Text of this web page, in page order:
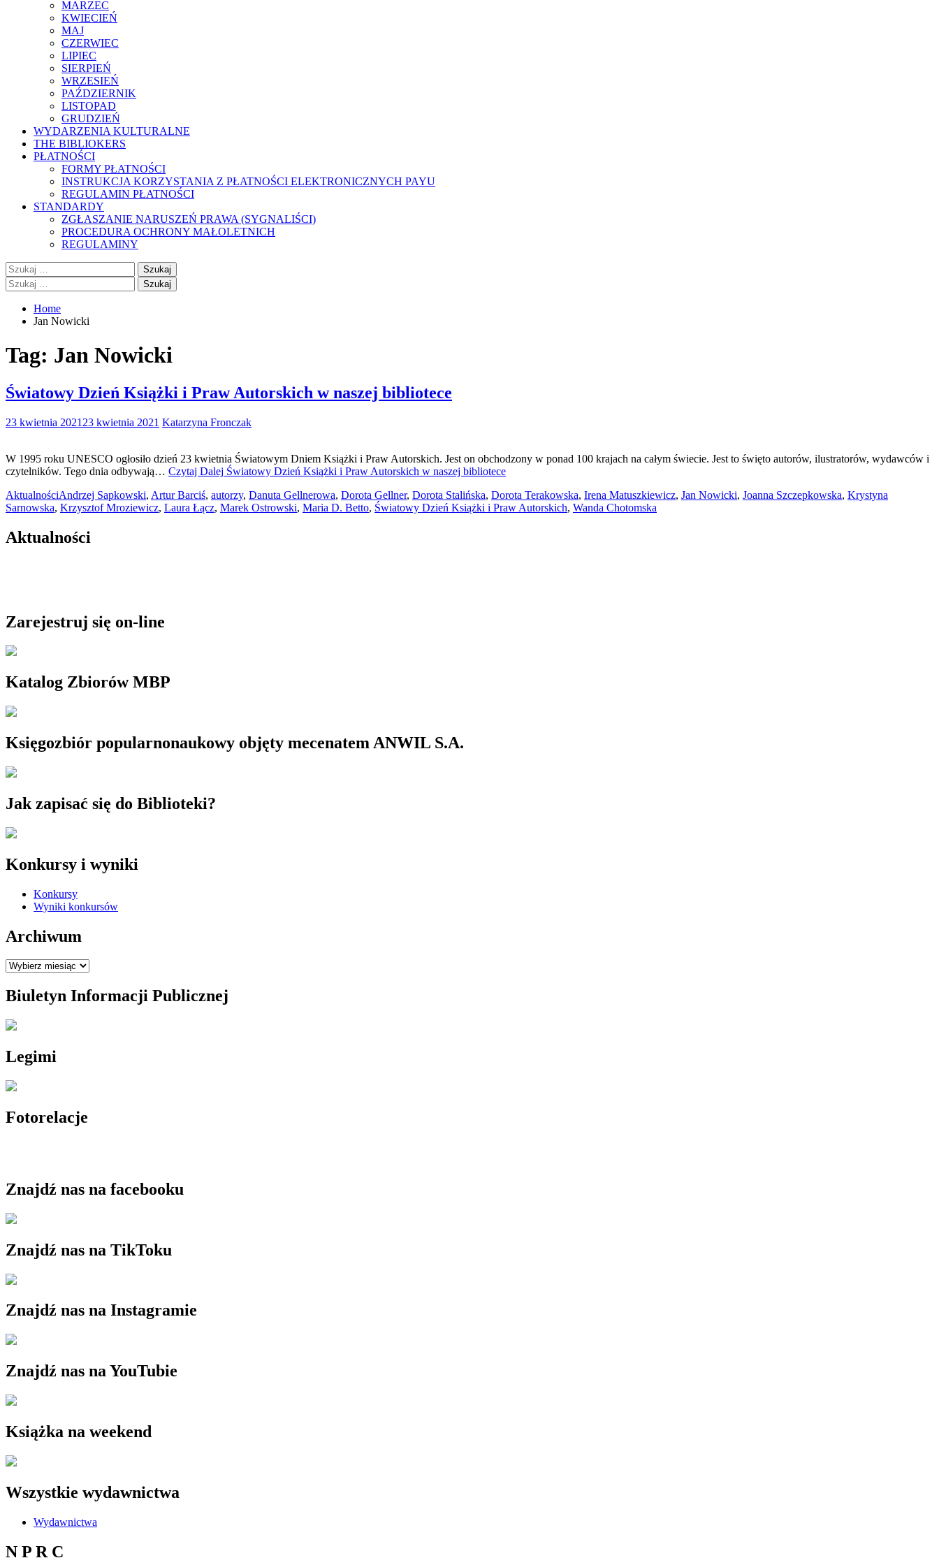
MARZEC
KWIECIEŃ
MAJ
CZERWIEC
LIPIEC
SIERPIEŃ
WRZESIEŃ
PAŹDZIERNIK
LISTOPAD
GRUDZIEŃ
WYDARZENIA KULTURALNE
THE BIBLIOKERS
PŁATNOŚCI
FORMY PŁATNOŚCI
INSTRUKCJA KORZYSTANIA Z PŁATNOŚCI ELEKTRONICZNYCH PAYU
REGULAMIN PŁATNOŚCI
STANDARDY
ZGŁASZANIE NARUSZEŃ PRAWA (SYGNALIŚCI)
PROCEDURA OCHRONY MAŁOLETNICH
REGULAMINY
Szukaj:
Szukaj:
Home
Jan Nowicki
Tag: Jan Nowicki
Światowy Dzień Książki i Praw Autorskich w naszej bibliotece
23 kwietnia 2021 23 kwietnia 2021 Katarzyna Fronczak
W 1995 roku UNESCO ogłosiło dzień 23 kwietnia Światowym Dniem Książki i Praw Autorskich. Jest on obchodzony w ponad 100 krajach na całym świecie. Jest to święto autorów, ilustratorów, wydawców i
czytelników. Tego dnia odbywają… Czytaj Dalej Światowy Dzień Książki i Praw Autorskich w naszej bibliotece
AktualnościAndrzej Sapkowski, Artur Barciś, autorzy, Danuta Gellnerowa, Dorota Gellner, Dorota Stalińska, Dorota Terakowska, Irena Matuszkiewicz, Jan Nowicki, Joanna Szczepkowska, Krystyna
Sarnowska, Krzysztof Mroziewicz, Laura Łącz, Marek Ostrowski, Maria D. Betto, Światowy Dzień Książki i Praw Autorskich, Wanda Chotomska
Aktualności
Zarejestruj się on-line
Katalog Zbiorów MBP
Księgozbiór popularnonaukowy objęty mecenatem ANWIL S.A.
Jak zapisać się do Biblioteki?
Konkursy i wyniki
Konkursy
Wyniki konkursów
Archiwum
Archiwum
Biuletyn Informacji Publicznej
Legimi
Fotorelacje
Znajdź nas na facebooku
Znajdź nas na TikToku
Znajdź nas na Instagramie
Znajdź nas na YouTubie
Książka na weekend
Wszystkie wydawnictwa
Wydawnictwa
N P R C